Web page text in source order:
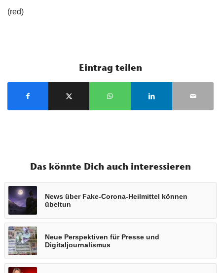
(red)
Eintrag teilen
Das könnte Dich auch interessieren
News über Fake-Corona-Heilmittel können
übeltun
Neue Perspektiven für Presse und
Digitaljournalismus